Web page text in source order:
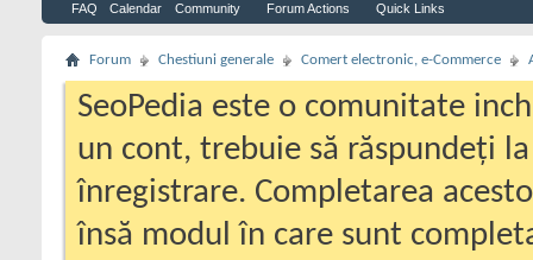
FAQ Calendar Community Forum Actions Quick Links
Forum Chestiuni generale Comert electronic, e-Commerce
SeoPedia este o comunitate
un cont, trebuie să răspundeți
înregistrare. Completarea
însă modul în care sunt